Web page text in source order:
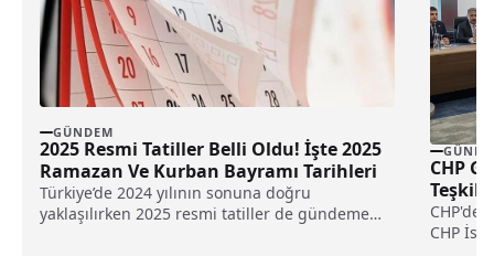
GÜNDEM
2025 Resmi Tatiller Belli Oldu! İşte 2025
Ramazan Ve Kurban Bayramı Tarihleri
Türkiye’de 2024 yılının sonuna doğru
yaklaşılırken 2025 resmi tatiller de gündeme
CHP
CHP